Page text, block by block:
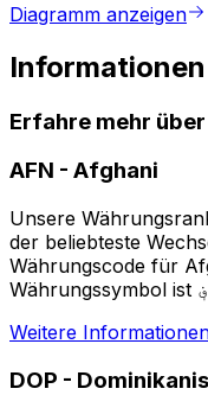
Diagramm anzeigen
Erfahre mehr über
AFN - Afghani
Unsere
der beliebteste
Währungscode für
Weitere
DOP -